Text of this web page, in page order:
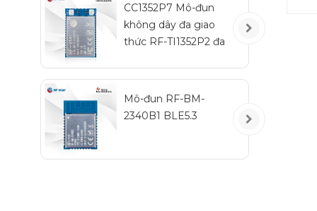
CC1352P7 Mô-đun
không dây đa giao
thức RF-TI1352P2 đa
Mô-đun RF-BM-
2340B1 BLE5.3